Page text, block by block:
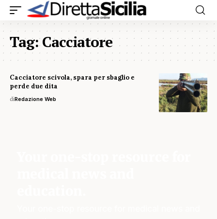
Tag:Cacciatore
Cacciatore scivola, spara per sbaglio e
perde due dita
diRedazione Web